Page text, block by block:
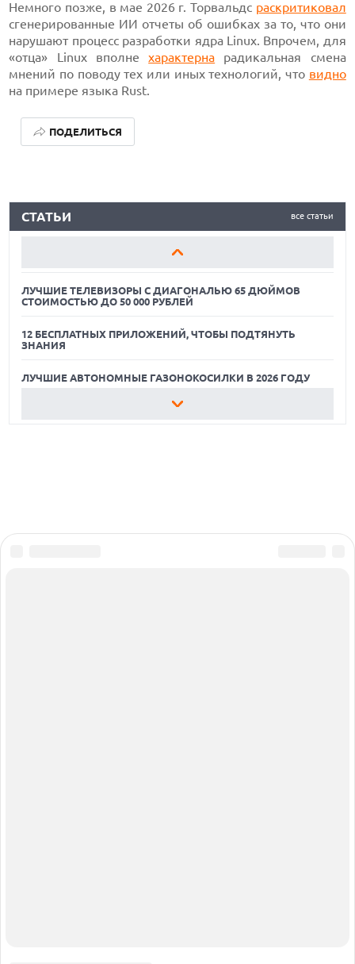
Немного позже, в мае 2026 г. Торвальдс раскритиковал
сгенерированные ИИ отчеты об ошибках за то, что они
нарушают процесс разработки ядра Linux. Впрочем, для
«отца» Linux вполнехарактерна радикальная смена
мнений по поводу тех или иных технологий, что видно
на примере языка Rust.
ПОДЕЛИТЬСЯ
все статьи
СТАТЬИ
12 БЕСПЛАТНЫХ ПРИЛОЖЕНИЙ, ЧТОБЫ ПОДТЯНУТЬ
ЛУЧШИЕ АВТОНОМНЫЕ ГАЗОНОКОСИЛКИ В 2026 ГОДУ
ЛУЧШИЕ ТЕЛЕВИЗОРЫ С ДИАГОНАЛЬЮ 65 ДЮЙМОВ
СТОИМОСТЬЮ ДО 50 000 РУБЛЕЙ
12 БЕСПЛАТНЫХ ПРИЛОЖЕНИЙ, ЧТОБЫ ПОДТЯНУТЬ
ЗНАНИЯ
ЛУЧШИЕ АВТОНОМНЫЕ ГАЗОНОКОСИЛКИ В 2026 ГОДУ
ЛУЧШИЕ ТЕЛЕВИЗОРЫ С ДИАГОНАЛЬЮ 65 ДЮЙМОВ